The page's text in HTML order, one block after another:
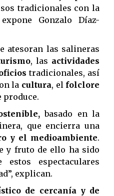
tradicionales con la
Gonzalo Díaz-
atesoran las salineras
, las actividades
tradicionales, así
la cultura, el folclore
produce.
basado en la
que encierra una
y el medioambiente.
y fruto de ello ha sido
espectaculares
explican.
de cercanía y de